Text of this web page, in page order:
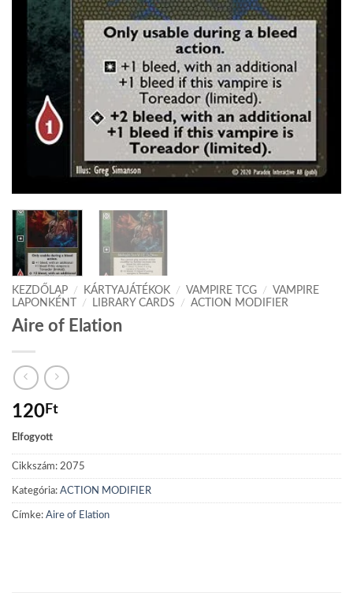
KEZDŐLAP / KÁRTYAJÁTÉKOK / VAMPIRE TCG /
VAMPIRE
LAPONKÉNT
/ LIBRARY CARDS / ACTION MODIFIER
Aire of Elation
120Ft
Elfogyott
Cikkszám: 2075
Kategória: ACTION MODIFIER
Címke: Aire of Elation